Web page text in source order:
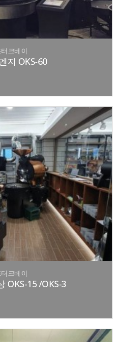
크베이
지 OKS-60
크베이
OKS-15 /OKS-3